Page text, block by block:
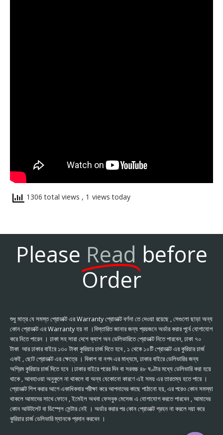
1306 total views , 1 views today
Please Read before
Order
শুধু মাত্র যে সমস্ত প্রোডাক্ট এর Warranty প্রোডাক্ট বর্ণনা তে দেওয়া রয়েছে , সেগুলো ছাড়া অন্য
কোন প্রোডাক্ট এর Warranty হয় না ।বিস্তারিত জানার জন্য প্রয়জনে অর্ডার করার পূর্বে যোগাযোগ
করে নিতে পারেন । ঢাকা সহ সারা দেশে ক্যাশ অন ডেলিভারিতে প্রোডাক্ট নিতে পারবেন, ঢাকা ৭০
টাকা আর ঢাকার বাইরে ১৩০ টাকা কুরিয়ার চার্জ দিতে হবে , ১ থেকে ১০টি প্রোডাক্ট এর কুরিয়ার চার্জ
একই , ছোট প্রোডাক্ট এর ক্ষেত্রে । বিকাশ বা নগদ এর মাধ্যমে, ঢাকার বাইরে ডেলিভারির জন্য
অগ্রিম কুরিয়ার চার্জ দিতে হবে ।ঢাকার বাইরে পরের দিন বা সরবচ্চ ৪৮ ঘণ্টার মধ্যে ডেলিভারি করা হয়ে
থাকে , আবহাওয়া অনুকুলে না থাকলে বা অন্য যেকোনো কারণে এই সময় এর তারতম্য হতে পারে ।
প্রোডাক্ট শিপ করার আগে একাধিকবার পরীক্ষা করে আপনাদের কাছে পাঠানো হয়, এর পরেও কোন সমস্যা
থাকলে আমাদের সাথে ফোনে , ইমেইল অথবা ফেসবুক মেসেজ এ যোগাযোগ করতে পারবেন , আমাদের
কোন আউটলেট বা ডিস্প্লে সেন্টার নেই । অর্ডার করার পর কোন প্রোডাক্ট গ্রহন না করলে দয়া করে
কুরিয়ার চার্জ ডেলিভারি ম্যানকে প্রদান করবেন ।